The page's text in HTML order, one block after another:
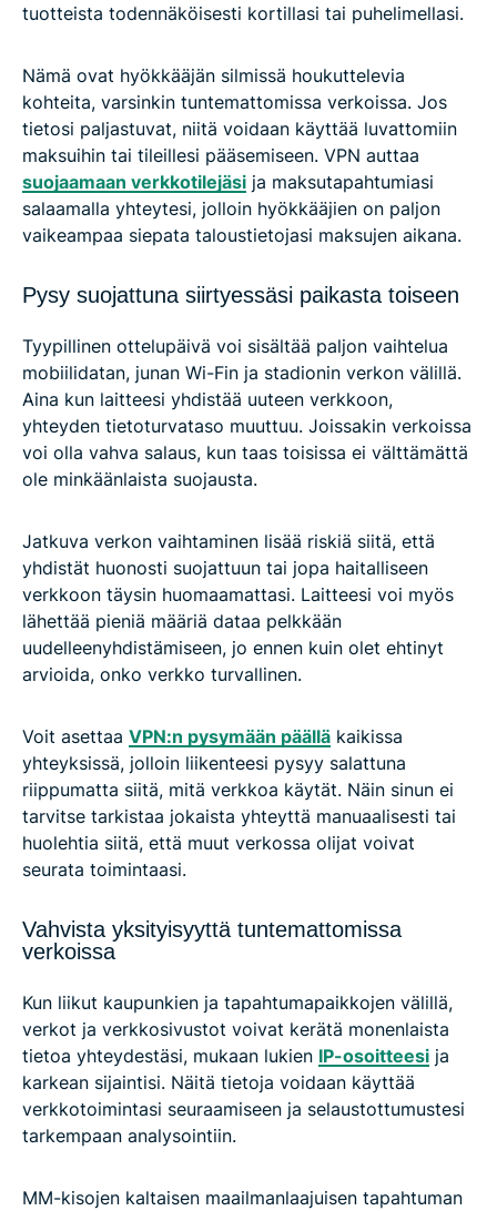
tuotteista todennäköisesti kortillasi tai puhelimellasi.
Nämä ovat hyökkääjän silmissä houkuttelevia
kohteita, varsinkin tuntemattomissa verkoissa. Jos
tietosi paljastuvat, niitä voidaan käyttää luvattomiin
maksuihin tai tileillesi pääsemiseen. VPN auttaa
suojaamaan verkkotilejäsi ja maksutapahtumiasi
salaamalla yhteytesi, jolloin hyökkääjien on paljon
vaikeampaa siepata taloustietojasi maksujen aikana.
Pysy suojattuna siirtyessäsi paikasta toiseen
Tyypillinen ottelupäivä voi sisältää paljon vaihtelua
mobiilidatan, junan Wi-Fin ja stadionin verkon välillä.
Aina kun laitteesi yhdistää uuteen verkkoon,
yhteyden tietoturvataso muuttuu. Joissakin verkoissa
voi olla vahva salaus, kun taas toisissa ei välttämättä
ole minkäänlaista suojausta.
Jatkuva verkon vaihtaminen lisää riskiä siitä, että
yhdistät huonosti suojattuun tai jopa haitalliseen
verkkoon täysin huomaamattasi. Laitteesi voi myös
lähettää pieniä määriä dataa pelkkään
uudelleenyhdistämiseen, jo ennen kuin olet ehtinyt
arvioida, onko verkko turvallinen.
Voit asettaa VPN:n pysymään päällä kaikissa
yhteyksissä, jolloin liikenteesi pysyy salattuna
riippumatta siitä, mitä verkkoa käytät. Näin sinun ei
tarvitse tarkistaa jokaista yhteyttä manuaalisesti tai
huolehtia siitä, että muut verkossa olijat voivat
seurata toimintaasi.
Vahvista yksityisyyttä tuntemattomissa
verkoissa
Kun liikut kaupunkien ja tapahtumapaikkojen välillä,
verkot ja verkkosivustot voivat kerätä monenlaista
tietoa yhteydestäsi, mukaan lukien IP-osoitteesi ja
karkean sijaintisi. Näitä tietoja voidaan käyttää
verkkotoimintasi seuraamiseen ja selaustottumustesi
tarkempaan analysointiin.
MM-kisojen kaltaisen maailmanlaajuisen tapahtuman